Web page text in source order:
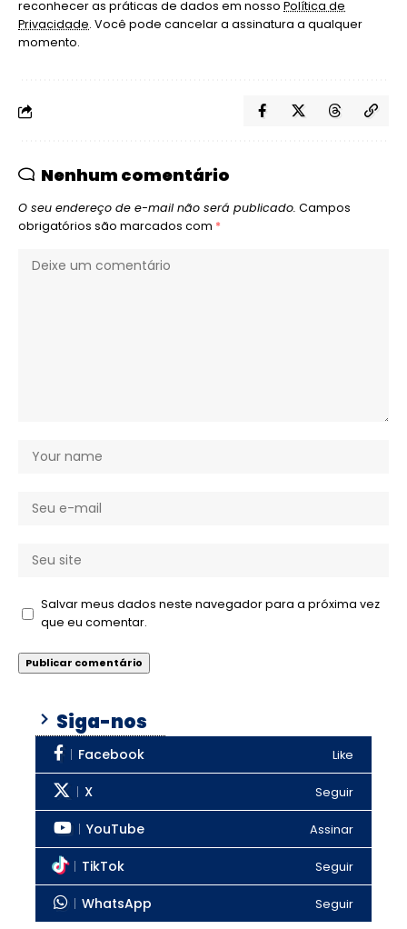
reconhecer as práticas de dados em nosso Política de
Privacidade. Você pode cancelar a assinatura a qualquer
momento.
Nenhum comentário
O seu endereço de e-mail não será publicado. Campos
obrigatórios são marcados com *
Salvar meus dados neste navegador para a próxima vez
que eu comentar.
Siga-nos
Facebook Like
X Seguir
YouTube Assinar
TikTok Seguir
WhatsApp Seguir